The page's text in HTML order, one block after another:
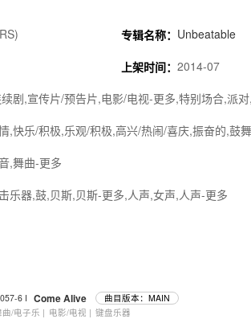
专辑名称： Unbeatable
上架时间： 2014-07
剧,宣传片/预告片,电影/电视-更多,特别场合,派
,快乐/积极,乐观/积极,高兴/热闹/喜庆,振奋的,鼓
,舞曲-更多
乐器,鼓,贝斯,贝斯-更多,人声,女声,人声-更多
6 I Come Alive
曲目版本：MAIN
曲/电子乐 | 电影/电视 | 键盘乐器